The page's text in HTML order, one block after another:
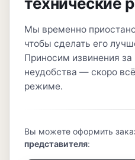
Мы временно
чтобы сделать его
Приносим извинения
неудобства — скоро
режиме.
Вы можете оформить
представителя: